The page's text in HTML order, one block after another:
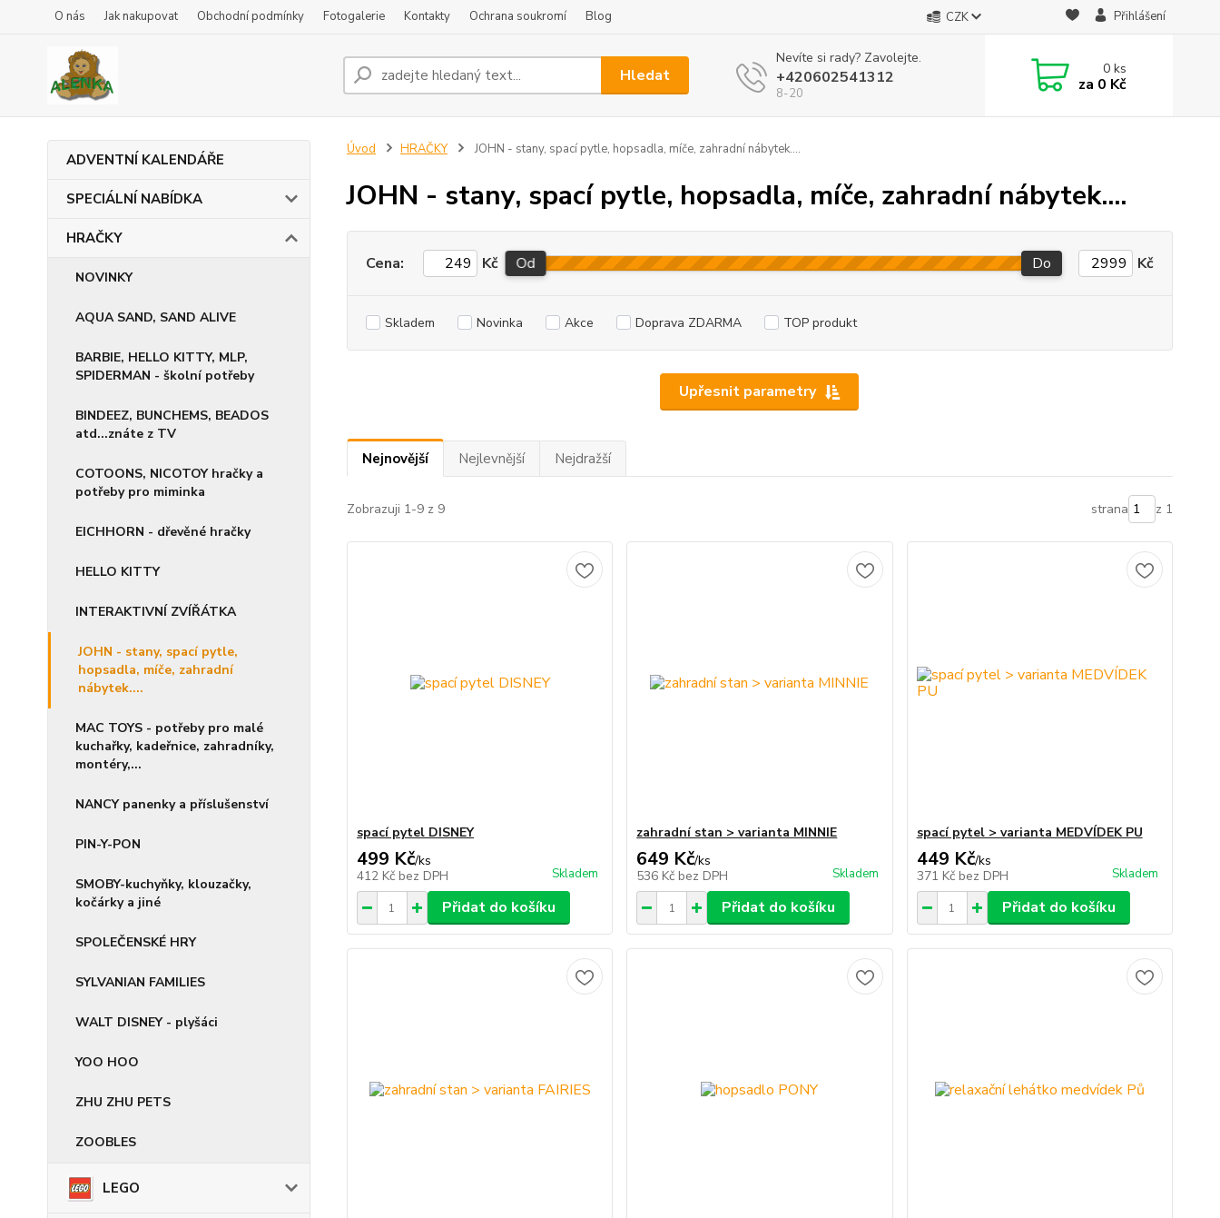
O nás Jak nakupovat Obchodní podmínky Fotogalerie Kontakty Ochrana soukromí Blog CZK Přihlášení
Hledat
Nevíte si rady? Zavolejte.
+420602541312
8-20
0ks
za 0 Kč
ADVENTNÍ KALENDÁŘE
SPECIÁLNÍ NABÍDKA
HRAČKY
NOVINKY
AQUA SAND, SAND ALIVE
BARBIE, HELLO KITTY, MLP,
SPIDERMAN - školní potřeby
BINDEEZ, BUNCHEMS, BEADOS
atd...znáte z TV
COTOONS, NICOTOY hračky a
potřeby pro miminka
EICHHORN - dřevěné hračky
HELLO KITTY
INTERAKTIVNÍ ZVÍŘÁTKA
JOHN - stany, spací pytle,
hopsadla, míče, zahradní
nábytek....
MAC TOYS - potřeby pro malé
kuchařky, kadeřnice, zahradníky,
montéry,...
NANCY panenky a příslušenství
PIN-Y-PON
SMOBY-kuchyňky, klouzačky,
kočárky a jiné
SPOLEČENSKÉ HRY
SYLVANIAN FAMILIES
WALT DISNEY - plyšáci
YOO HOO
ZHU ZHU PETS
ZOOBLES
LEGO
Úvod HRAČKY JOHN - stany, spací pytle, hopsadla, míče, zahradní nábytek....
JOHN - stany, spací pytle, hopsadla, míče, zahradní nábytek....
Upřesnit parametry
Cena: Kč Od Do Kč
Skladem Novinka Akce Doprava ZDARMA TOP produkt
Nejnovější Nejlevnější Nejdražší
Zobrazuji 1-9 z 9 strana z 1
spací pytel DISNEY
499 Kč/ks
412 Kč bez DPH Skladem
Přidat do košíku
zahradní stan > varianta MINNIE
649 Kč/ks
536 Kč bez DPH Skladem
Přidat do košíku
spací pytel > varianta MEDVÍDEK PU
449 Kč/ks
371 Kč bez DPH Skladem
Přidat do košíku